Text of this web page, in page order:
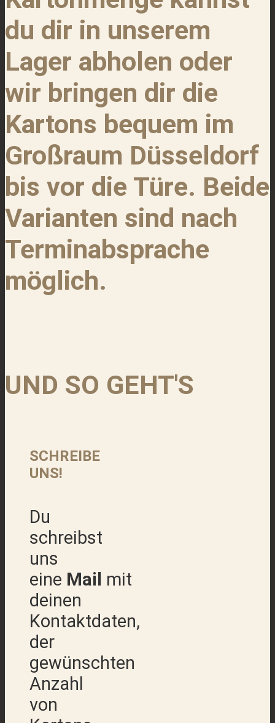
du dir in unserem
Lager abholen oder
wir bringen dir die
Kartons bequem im
Großraum Düsseldorf
bis vor die Türe. Beide
Varianten sind nach
Terminabsprache
möglich.
UND SO GEHT'S
SCHREIBE
UNS!
Du
schreibst
uns
eine Mail mit
deinen
Kontaktdaten,
der
gewünschten
Anzahl
von